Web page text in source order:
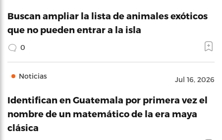
Buscan ampliar la lista de animales exóticos
que no pueden entrar a la isla
0
Noticias Jul 16, 2026
Identifican en Guatemala por primera vez el
nombre de un matemático de la era maya
clásica